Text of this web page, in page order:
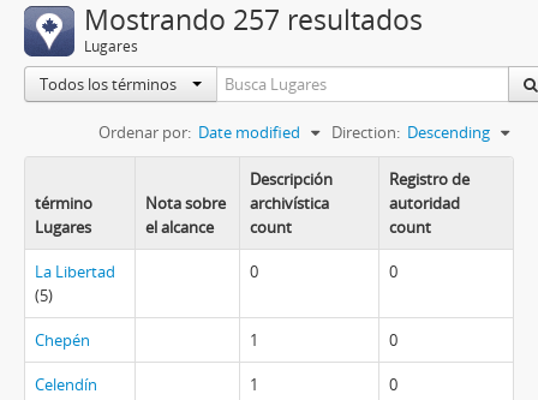
Mostrando 257 resultados
Lugares
Todos los términos
Ordenar por: Date modified Direction: Descending
término
Lugares
Nota sobre
el alcance
Descripción
archivística
count
Registro de
autoridad
count
La Libertad
(5)
0 0
Chepén 1 0
Celendín 1 0